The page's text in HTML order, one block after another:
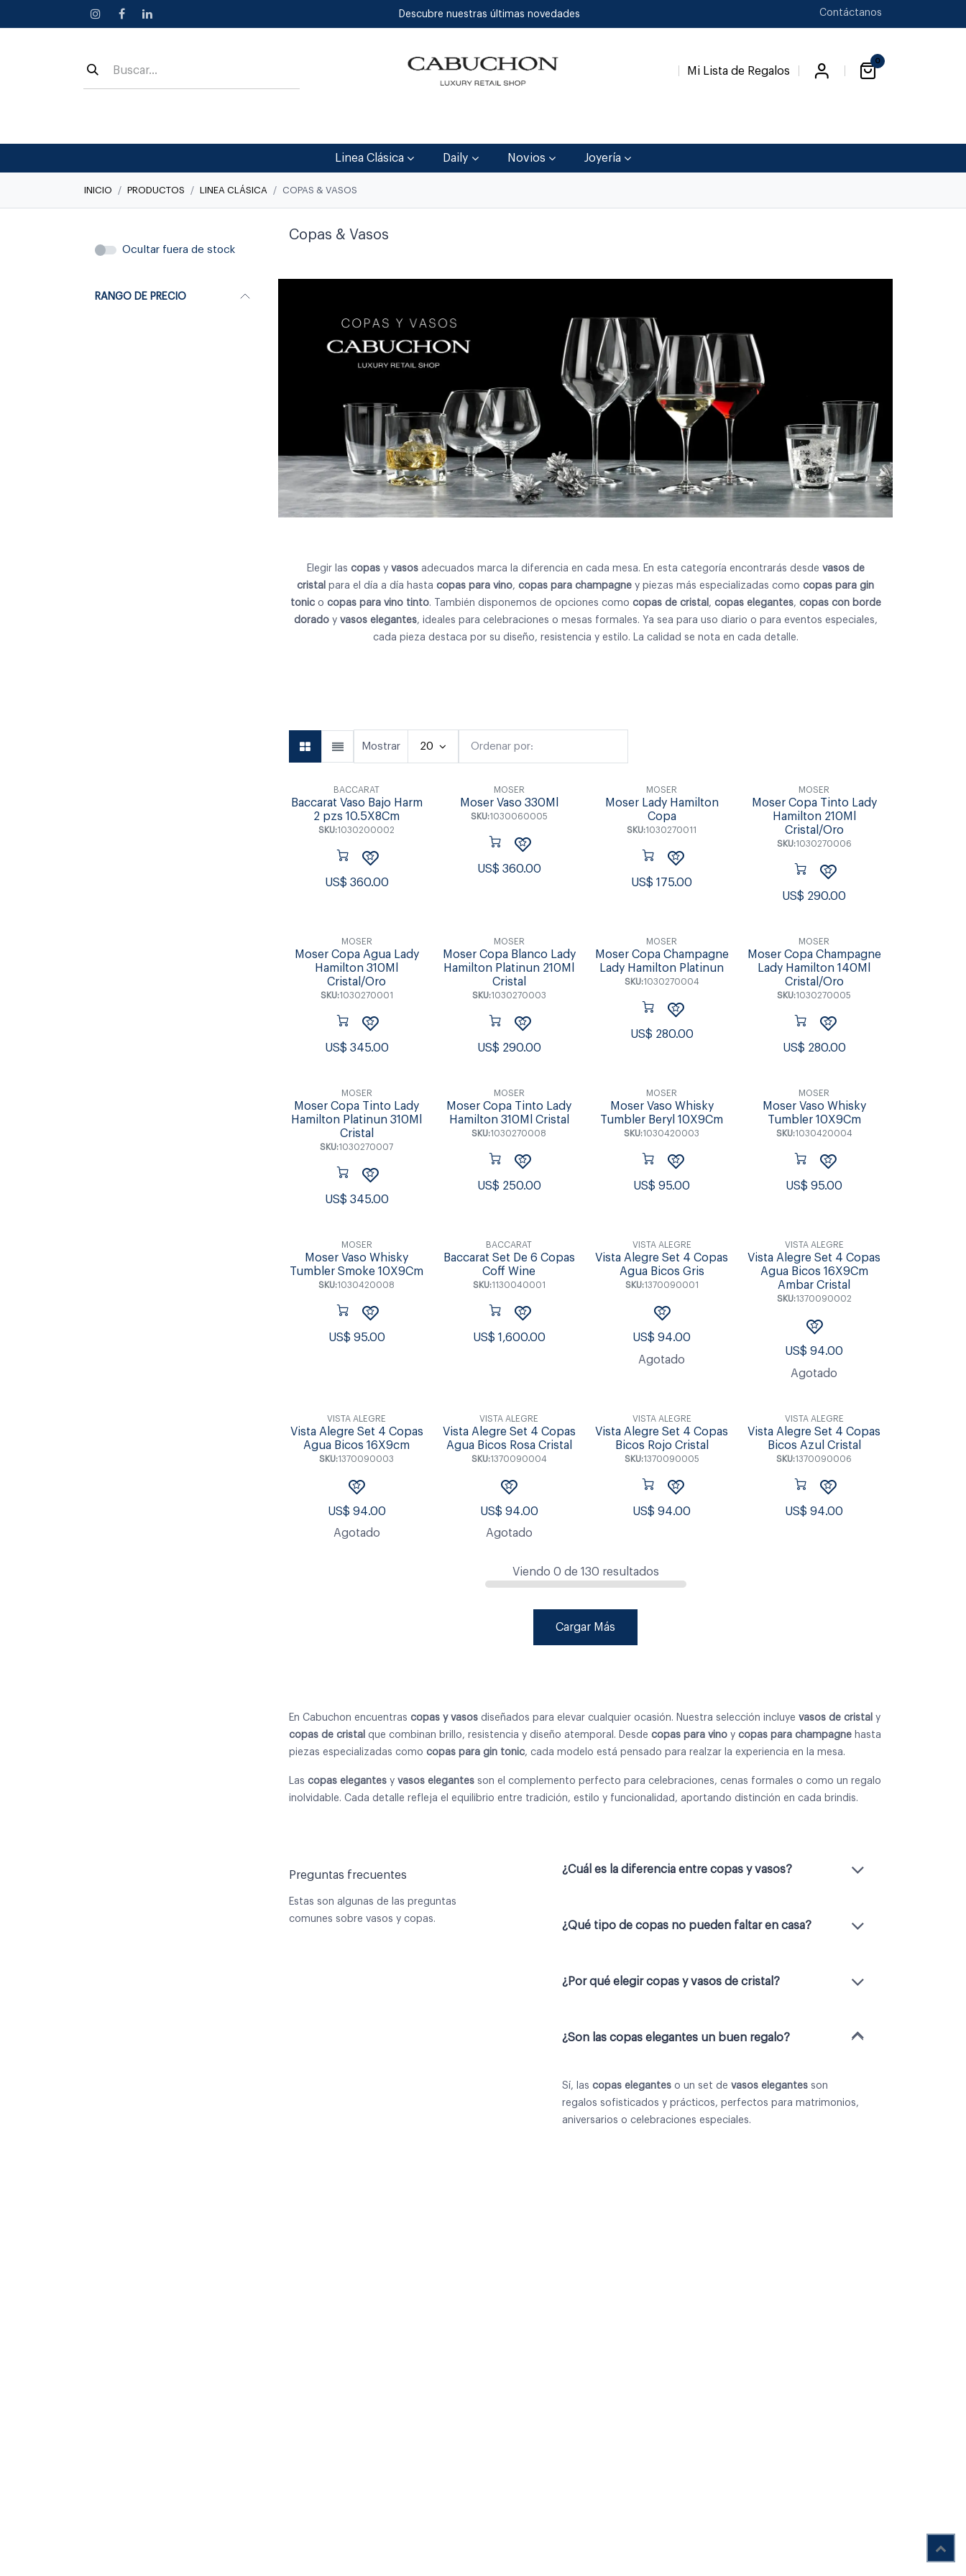
Descubre nuestras últimas novedades Contáctanos
Mi Lista de Regalos
0
Linea Clásica Daily Novios Joyería
INICIO PRODUCTOS LINEA CLÁSICA COPAS & VASOS
Ocultar fuera de stock
RANGO DE PRECIO
Copas & Vasos
Elegir las copasy vasosadecuados marca la diferencia en cada mesa. En esta categoría encontrarás desde vasos de
cristal para el día a día hasta copas para vino, copas para champagne y piezas más especializadas como copas para gin
tonico copas para vino tinto. También disponemos de opciones como copas de cristal , copas elegantes, copas con borde
doradoy vasos elegantes, ideales para celebraciones o mesas formales. Ya sea para uso diario o para eventos especiales,
cada pieza destaca por su diseño, resistencia y estilo. La calidad se nota en cada detalle.
Ordenar por:
Mostrar 20
BACCARAT
Baccarat Vaso Bajo Harm
2 pzs 10.5X8Cm
SKU:1030200002
US$ 360.00
MOSER
Moser Vaso 330Ml
SKU:1030060005
US$ 360.00
MOSER
Moser Lady Hamilton
Copa
SKU:1030270011
US$175.00
MOSER
Moser Copa Tinto Lady
Hamilton 210Ml
Cristal/Oro
SKU:1030270006
US$ 290.00
MOSER
Moser Copa Agua Lady
Hamilton 310Ml
Cristal/Oro
SKU:1030270001
US$ 345.00
MOSER
Moser Copa Blanco Lady
Hamilton Platinun 210Ml
Cristal
SKU:1030270003
US$ 290.00
MOSER
Moser Copa Champagne
Lady Hamilton Platinun
SKU:1030270004
US$ 280.00
MOSER
Moser Copa Champagne
Lady Hamilton 140Ml
Cristal/Oro
SKU:1030270005
US$ 280.00
MOSER
Moser Copa Tinto Lady
Hamilton Platinun 310Ml
Cristal
SKU:1030270007
US$ 345.00
MOSER
Moser Copa Tinto Lady
Hamilton 310Ml Cristal
SKU:1030270008
US$ 250.00
MOSER
Moser Vaso Whisky
Tumbler Beryl 10X9Cm
SKU:1030420003
US$95.00
MOSER
Moser Vaso Whisky
Tumbler 10X9Cm
SKU:1030420004
US$95.00
MOSER
Moser Vaso Whisky
Tumbler Smoke 10X9Cm
SKU:1030420008
US$ 95.00
BACCARAT
Baccarat Set De 6 Copas
Coff Wine
SKU:1130040001
US$ 1,600.00
VISTA ALEGRE
Vista Alegre Set 4 Copas
Agua Bicos Gris
SKU:1370090001
US$94.00
Agotado
VISTA ALEGRE
Vista Alegre Set 4 Copas
Agua Bicos 16X9Cm
Ambar Cristal
SKU:1370090002
US$94.00
Agotado
VISTA ALEGRE
Vista Alegre Set 4 Copas
Agua Bicos 16X9cm
SKU:1370090003
US$ 94.00
Agotado
VISTA ALEGRE
Vista Alegre Set 4 Copas
Agua Bicos Rosa Cristal
SKU:1370090004
US$ 94.00
Agotado
VISTA ALEGRE
Vista Alegre Set 4 Copas
Bicos Rojo Cristal
SKU:1370090005
US$94.00
VISTA ALEGRE
Vista Alegre Set 4 Copas
Bicos Azul Cristal
SKU:1370090006
US$94.00
Viendo 0 de 130 resultados
Cargar Más
En Cabuchon encuentras copas y vasos diseñados para elevar cualquier ocasión. Nuestra selección incluye vasos de cristal y
copas de cristal que combinan brillo, resistencia y diseño atemporal. Desde copas para vino y copas para champagne hasta
piezas especializadas como copas para gin tonic, cada modelo está pensado para realzar la experiencia en la mesa.
Las copas elegantes y vasos elegantes son el complemento perfecto para celebraciones, cenas formales o como un regalo
inolvidable. Cada detalle refleja el equilibrio entre tradición, estilo y funcionalidad, aportando distinción en cada brindis.
Preguntas frecuentes
Estas son algunas de las preguntas
comunes sobre vasos y copas.
¿Cuál es la diferencia entre copas y vasos?
¿Qué tipo de copas no pueden faltar en casa?
¿Por qué elegir copas y vasos de cristal?
¿Son las copas elegantes un buen regalo?
Sí, lascopas elegantes o un set de vasos elegantes son
regalos sofisticados y prácticos, perfectos para matrimonios,
aniversarios o celebraciones especiales.